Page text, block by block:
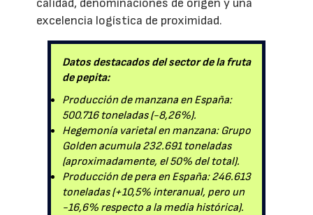
calidad, denominaciones de origen y una
excelencia logística de proximidad.
Datos destacados del sector de la fruta
de pepita:
Producción de manzana en España:
500.716 toneladas (-8,26%).
Hegemonía varietal en manzana: Grupo
Golden acumula 232.691 toneladas
(aproximadamente, el 50% del total).
Producción de pera en España: 246.613
toneladas (+10,5% interanual, pero un
-16,6% respecto a la media histórica).